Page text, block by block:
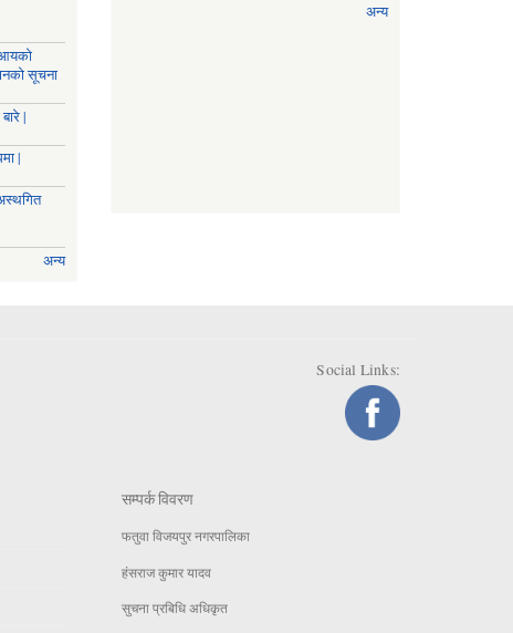
सूचना
|
|
अन्य
अन्य
Social Links:
सम्पर्क विवरण
फतुवा विजयपुर नगरपालिका
हंसराज कुमार यादव
सुचना प्रबिधि अधिकृत